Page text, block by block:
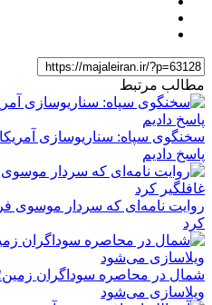
مطالب مرتبط
سخنگوی سپاه: سناریوسازی
پاسخ دادیم
روایت نامه‌ای که سردار موسوی
کرد
شمال در محاصره سوداگران
ویلاسازی می‌شود